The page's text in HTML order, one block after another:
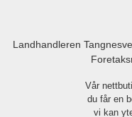
Landhandleren
Vår
du får en
vi kan